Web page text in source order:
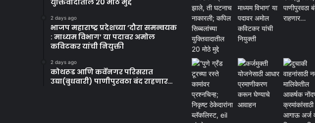
युक्तिवादातील 20 मोठे मुद्दे
2 days ago
भाजप महाराष्ट्र प्रदेशच्या ‘दौरा समन्वयक
: माध्यम विभाग’ या पदावर अमोल
कविटकर यांची नियुक्ती
2 days ago
कोथरूड आणि कर्वेनगर परिसरात
उद्या(बुधवारी) पाणीपुरवठा बंद राहणार…